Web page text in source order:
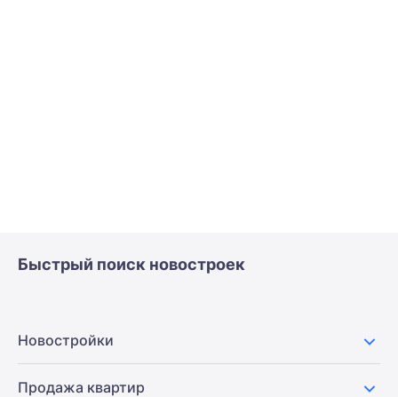
Быстрый поиск новостроек
Новостройки
Продажа квартир